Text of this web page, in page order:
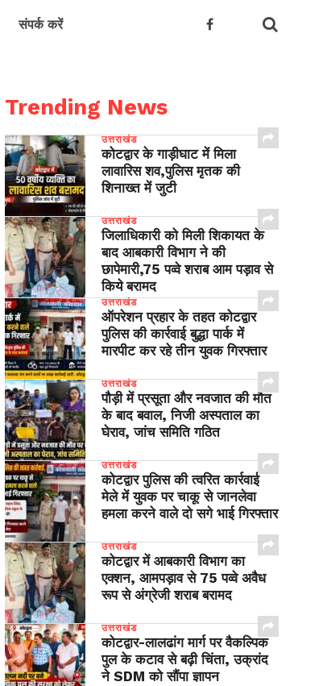
संपर्क करें
Trending News
उत्तराखंड
कोटद्वार के गाड़ीघाट में मिला
लावारिस शव,पुलिस मृतक की
शिनाख्त में जुटी
उत्तराखंड
जिलाधिकारी को मिली शिकायत के
बाद आबकारी विभाग ने की
छापेमारी,75 पव्वे शराब आम पड़ाव से
किये बरामद
उत्तराखंड
ऑपरेशन प्रहार के तहत कोटद्वार
पुलिस की कार्रवाई बुद्धा पार्क में
मारपीट कर रहे तीन युवक गिरफ्तार
उत्तराखंड
पौड़ी में प्रसूता और नवजात की मौत
के बाद बवाल, निजी अस्पताल का
घेराव, जांच समिति गठित
उत्तराखंड
कोटद्वार पुलिस की त्वरित कार्रवाई
मेले में युवक पर चाकू से जानलेवा
हमला करने वाले दो सगे भाई गिरफ्तार
उत्तराखंड
कोटद्वार में आबकारी विभाग का
एक्शन, आमपड़ाव से 75 पव्वे अवैध
रूप से अंग्रेजी शराब बरामद
उत्तराखंड
​कोटद्वार-लालढांग मार्ग पर वैकल्पिक
पुल के कटाव से बढ़ी चिंता, उक्रांद
ने SDM को सौंपा ज्ञापन